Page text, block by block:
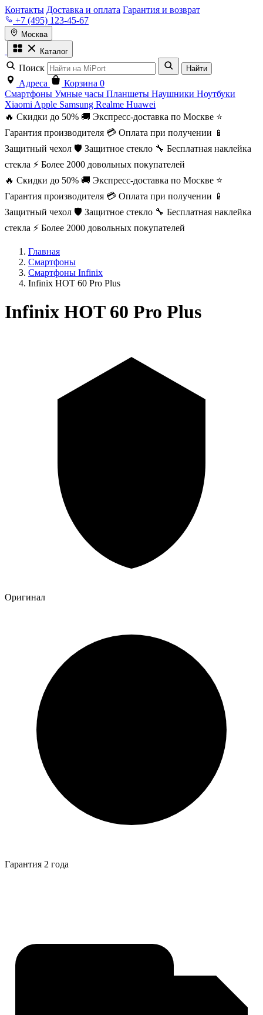
Контакты Доставка и оплата Гарантия и возврат
+7 (495) 123-45-67
Москва
Каталог
Поиск Найти
Адреса Корзина 0
Смартфоны Умные часы Планшеты Наушники Ноутбуки
Xiaomi Apple Samsung Realme Huawei
🔥 Скидки до 50% 🚚 Экспресс-доставка по Москве ⭐
Гарантия производителя 💳 Оплата при получении 📱
Защитный чехол 🛡️ Защитное стекло 🔧 Бесплатная наклейка
стекла ⚡ Более 2000 довольных покупателей
🔥 Скидки до 50% 🚚 Экспресс-доставка по Москве ⭐
Гарантия производителя 💳 Оплата при получении 📱
Защитный чехол 🛡️ Защитное стекло 🔧 Бесплатная наклейка
стекла ⚡ Более 2000 довольных покупателей
Главная
Смартфоны
Смартфоны Infinix
Infinix HOT 60 Pro Plus
Infinix HOT 60 Pro Plus
Оригинал
Гарантия 2 года